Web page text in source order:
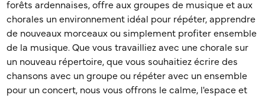
forêts ardennaises, offre aux groupes de musique et aux
chorales un environnement idéal pour répéter, apprendre
de nouveaux morceaux ou simplement profiter ensemble
de la musique. Que vous travailliez avec une chorale sur
un nouveau répertoire, que vous souhaitiez écrire des
chansons avec un groupe ou répéter avec un ensemble
pour un concert, nous vous offrons le calme, l'espace et